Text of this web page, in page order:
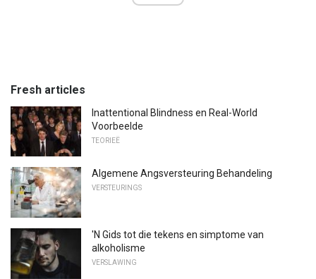
Fresh articles
Inattentional Blindness en Real-World
Voorbeelde
TEORIEË
Algemene Angsversteuring Behandeling
VERSTEURINGS
'N Gids tot die tekens en simptome van
alkoholisme
VERSLAWING